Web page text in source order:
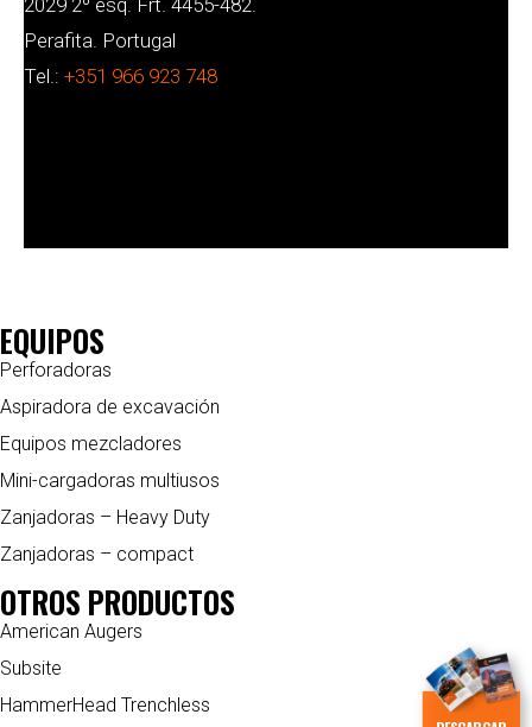
2029 2º esq. Frt. 4455-482.
Perafita. Portugal
Tel.: +351 966 923 748
EQUIPOS
Perforadoras
Aspiradora de excavación
Equipos mezcladores
Mini-cargadoras multiusos
Zanjadoras – Heavy Duty
Zanjadoras – compact
OTROS PRODUCTOS
American Augers
Subsite
HammerHead Trenchless